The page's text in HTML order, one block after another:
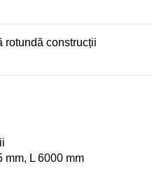
rotundă construcții
mm, L 6000 mm